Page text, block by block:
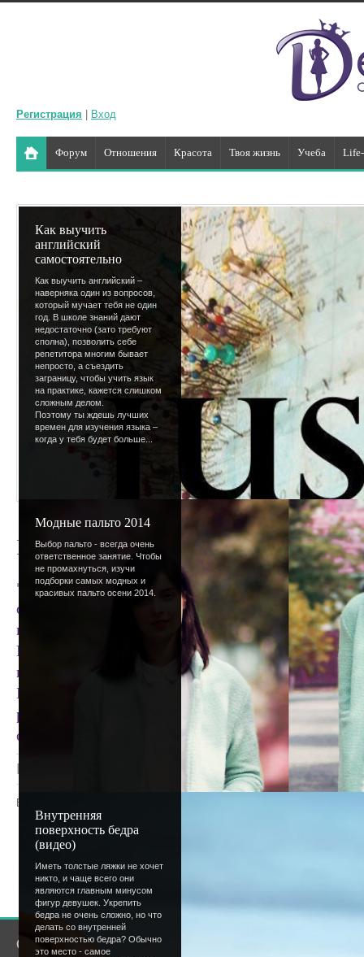
Регистрация Вход
Форум Отношения Красота Твоя жизнь Учеба
Как выучить
английский
самостоятельно
Как выучить английский –
наверняка один из вопросов,
который мучает тебя не один
год. В школе знаний дают
недостаточно (зато требуют
сполна), позволить себе
репетитора многим бывает
непросто, а съездить
заграницу, чтобы учить язык
на практике, кажется слишком
сложным делом.
Поэтому ты ждешь лучших
времен для изучения языка –
когда у тебя будет больше...
Модные пальто 2014
Выбор пальто - всегда очень
ответственное занятие. Чтобы
не промахнуться, изучи
подборки самых модных и
красивых пальто осени 2014.
Внутренняя
поверхность бедра
(видео)
Иметь толстые ляжки не хочет
никто, и чаще всего они
являются главным минусом
фигур девушек. Укрепить
бедра не очень сложно, но что
делать со внутренней
поверхностью бедра? Обычно
это место - самое
Рассылка и FAQ
*Фанфары* Я разобралась в разделе FAQ
отвечала, уже исправилась ;) Теперь там все
правильно. Можете спрашивать :) Теперь у сайта
Кто хочет подписаться - зайдите в свой
и в разделе "Подписаться на рассылку:"
Пока это только новости сайта и мира, но в
расширение рассылки, или создание новых
относитесь?). Пока все.
Просмотров Добавил:Lettera|Рейтинг :
Всего комментариев
Добавлять комментарии могут
О сайте